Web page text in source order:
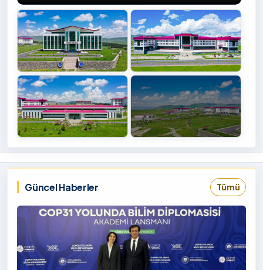
İçin
Tıklayınız
Güncel Haberler Tümü